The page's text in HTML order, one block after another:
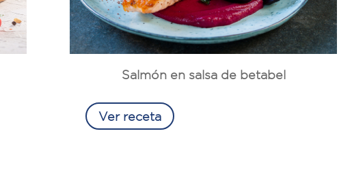
Salmón en salsa de betabel
Ver receta